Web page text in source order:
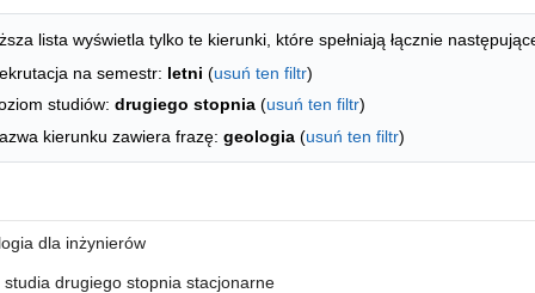
kierunków - indeks alfabetyczny
lista wyświetla tylko te kierunki, które spełniają łącznie
na semestr: letni (usuń ten filtr)
studiów: drugiego stopnia (usuń ten filtr)
kierunku zawiera frazę: geologia (usuń ten filtr)
dla inżynierów
studia drugiego stopnia stacjonarne